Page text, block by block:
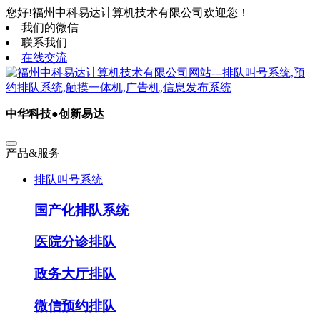
您好!福州中科易达计算机技术有限公司欢迎您！
我们的微信
联系我们
在线交流
中华科技●创新易达
产品&服务
排队叫号系统
国产化排队系统
医院分诊排队
政务大厅排队
微信预约排队